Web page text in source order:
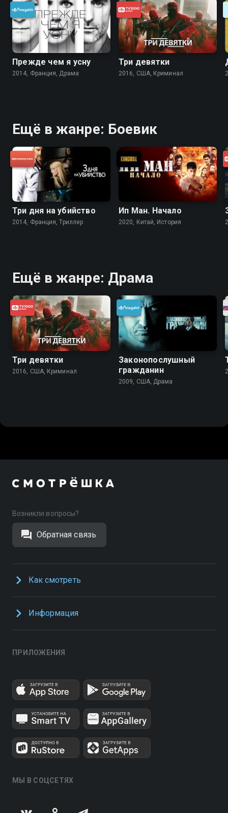
Прежде чем я усну
2014, Франция, Драма
Три девятки
2016, США, Криминал
Ещё в жанре: Боевик
Три дня на убийство
2014, Франция, Триллер
Ип Ман. Начало
2020, Китай, История
Ещё в жанре: Драма
Три девятки
2016, США, Криминал
Законопослушный
гражданин
2009, США, Драма
Возникли вопросы?
Обратная связь
Как смотреть
Информация
ПРИЛОЖЕНИЯ
МЫ В СОЦСЕТЯХ